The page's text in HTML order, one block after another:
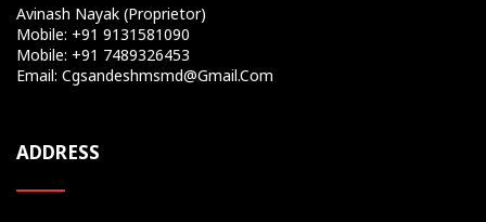
Avinash Nayak (Proprietor)
Mobile: +91 9131581090
Mobile: +91 7489326453
Email: Cgsandeshmsmd@gmail.com
ADDRESS